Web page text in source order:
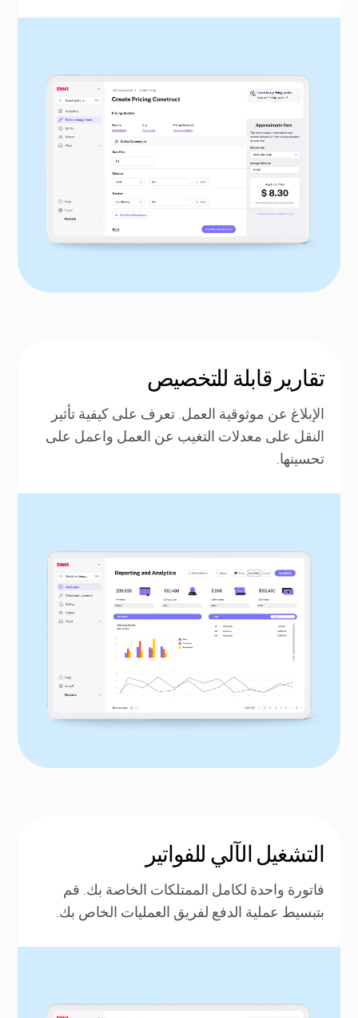
تقارير قابلة للتخصيص
الإبلاغ عن موثوقية العمل. تعرف على كيفية تأثير
النقل على معدلات التغيب عن العمل واعمل على
تحسينها.
التشغيل الآلي للفواتير
فاتورة واحدة لكامل الممتلكات الخاصة بك. قم
بتبسيط عملية الدفع لفريق العمليات الخاص بك.